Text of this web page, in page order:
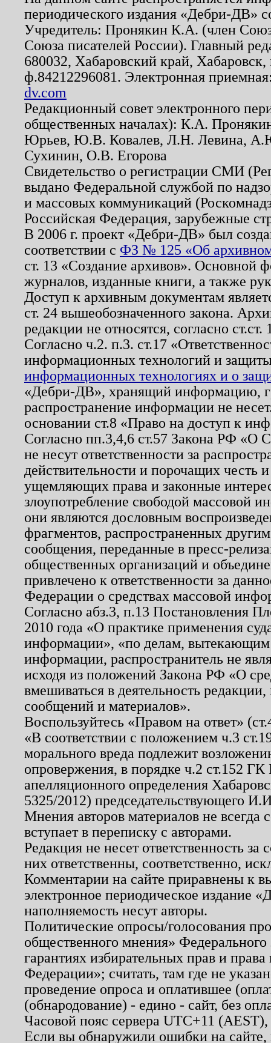
периодического издания «Дебри-ДВ»
Учредитель: Пронякин К.А. (член
Союза писателей России). Главный
680032, Хабаровский край,
ф.84212296081. Электронная
dv.com
Редакционный совет электронного
общественных началах): К.А.
Юрьев, Ю.В. Ковалев, Л.Н. Левина,
Сухинин, О.В. Егорова
Свидетельство о регистрации СМИ
выдано Федеральной службой по
и массовых коммуникаций
Российская Федерация, зарубежные
В 2006 г. проект «Дебри-ДВ» был
соответствии с ФЗ № 125 «Об
ст. 13 «Создание архивов». Основной
журналов, изданные книги, а также
Доступ к архивным документам
ст. 24 вышеобозначенного закона.
редакции не относятся, согласно
Согласно ч.2. п.3. ст.17
информационных технологий и
информационных технологиях и о
«Дебри-ДВ», хранящий информацию,
распространение информации не
основании ст.8 «Право на доступ к
Согласно пп.3,4,6 ст.57 Закона РФ «О
не несут ответственности за
действительности и порочащих честь
ущемляющих права и законные
злоупотребление свободой массовой
они являются дословным
фрагментов, распространенных
сообщения, переданные в пресс-
общественных организаций и
привлечено к ответственности за
Федерации о средствах массовой
Согласно абз.3, п.13 Постановления
2010 года «О практике применения
информации», «по делам, вытекающим
информации, распространитель не
исходя из положений Закона РФ «О
вмешиваться в деятельность
сообщений и материалов».
Воспользуйтесь «Правом на ответ»
«В соответствии с положением ч.3
морального вреда подлежит
опровержения, в порядке ч.2 ст.152
апелляционного определения
5325/2012) председательствующего
Мнения авторов материалов не
вступает в переписку с авторами.
Редакция не несет ответственность
них ответственны, соответственно,
Комментарии на сайте приравнены к
электронное периодическое издание
наполняемость несут авторы.
Политические опросы/голосования
общественного мнения»
гарантиях избирательных прав и
Федерации»; считать, там где не
проведение опроса и оплатившее
(обнародование) - едино - сайт, без
Часовой пояс сервера UTC+11
Если вы обнаружили ошибки на